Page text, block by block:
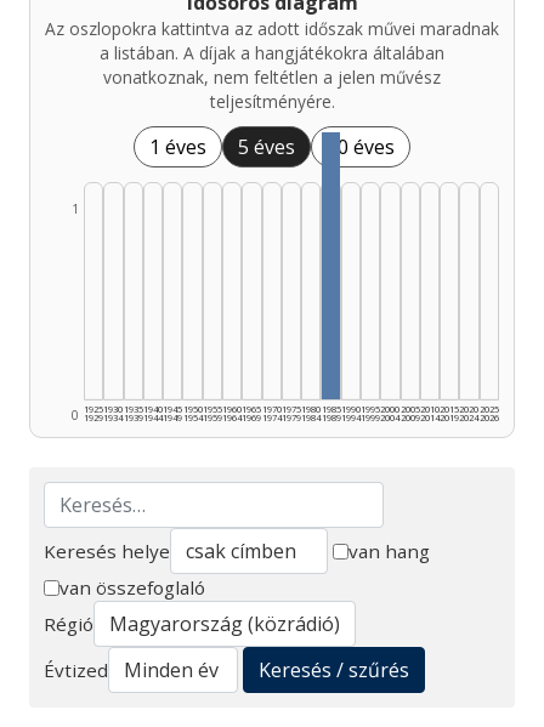
Az oszlopokra kattintva az adott időszak művei maradnak
a listában. A díjak a hangjátékokra általában
vonatkoznak, nem feltétlen a jelen művész
teljesítményére.
1 éves 5 éves 10 éves
0
1
1925
1929
1930
1934
1935
1939
1940
1944
1945
1949
1950
1954
1955
1959
1960
1964
1965
1969
1970
1974
1975
1979
1980
1984
1985
1989
1990
1994
1995
1999
2000
2004
2005
2009
2010
2014
2015
2019
2020
2024
2025
2026
Keresés
Keresés helye
van hang
van összefoglaló
Régió
Évtized
Keresés / szűrés